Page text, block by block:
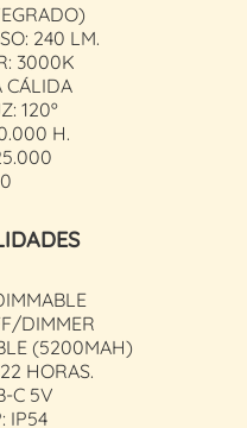
240 LM.
3000K
CÁLIDA
120º
H.
DIMMER
(5200MAH)
HORAS.
C 5V
IP54